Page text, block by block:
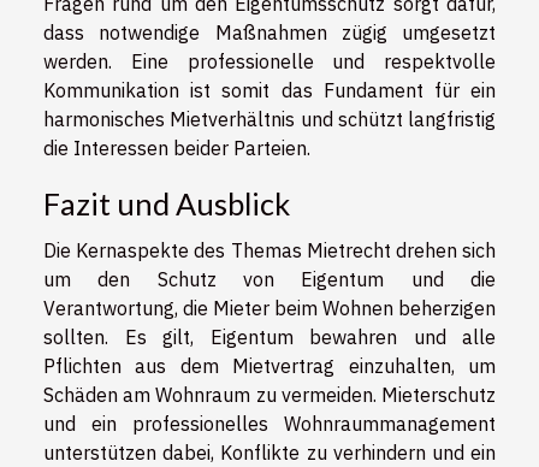
dass notwendige Maßnahmen zügig umgesetzt
werden. Eine professionelle und respektvolle
Kommunikation ist somit das Fundament für ein
harmonisches Mietverhältnis und schützt langfristig
die Interessen beider Parteien.
Fazit und Ausblick
Die Kernaspekte des Themas Mietrecht drehen sich
um den Schutz von Eigentum und die
Verantwortung, die Mieter beim Wohnen beherzigen
sollten. Es gilt, Eigentum bewahren und alle
Pflichten aus dem Mietvertrag einzuhalten, um
Schäden am Wohnraum zu vermeiden. Mieterschutz
und ein professionelles Wohnraummanagement
unterstützen dabei, Konflikte zu verhindern und ein